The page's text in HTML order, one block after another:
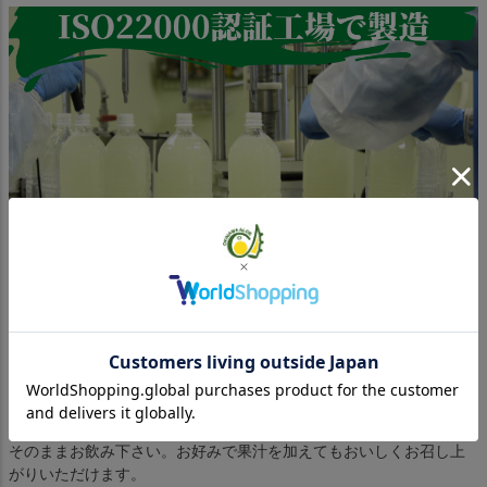
原材料名:
アロエベラ(沖縄県産)、クエン酸、ビタミンC
内容量:
そのままお飲み下さい。お好みで果汁を加えてもおいしくお召し上
がりいただけます。